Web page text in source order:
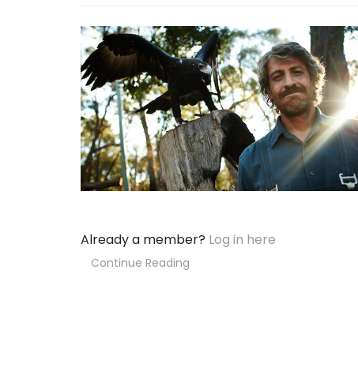
Already a member? Log in here
Continue Reading